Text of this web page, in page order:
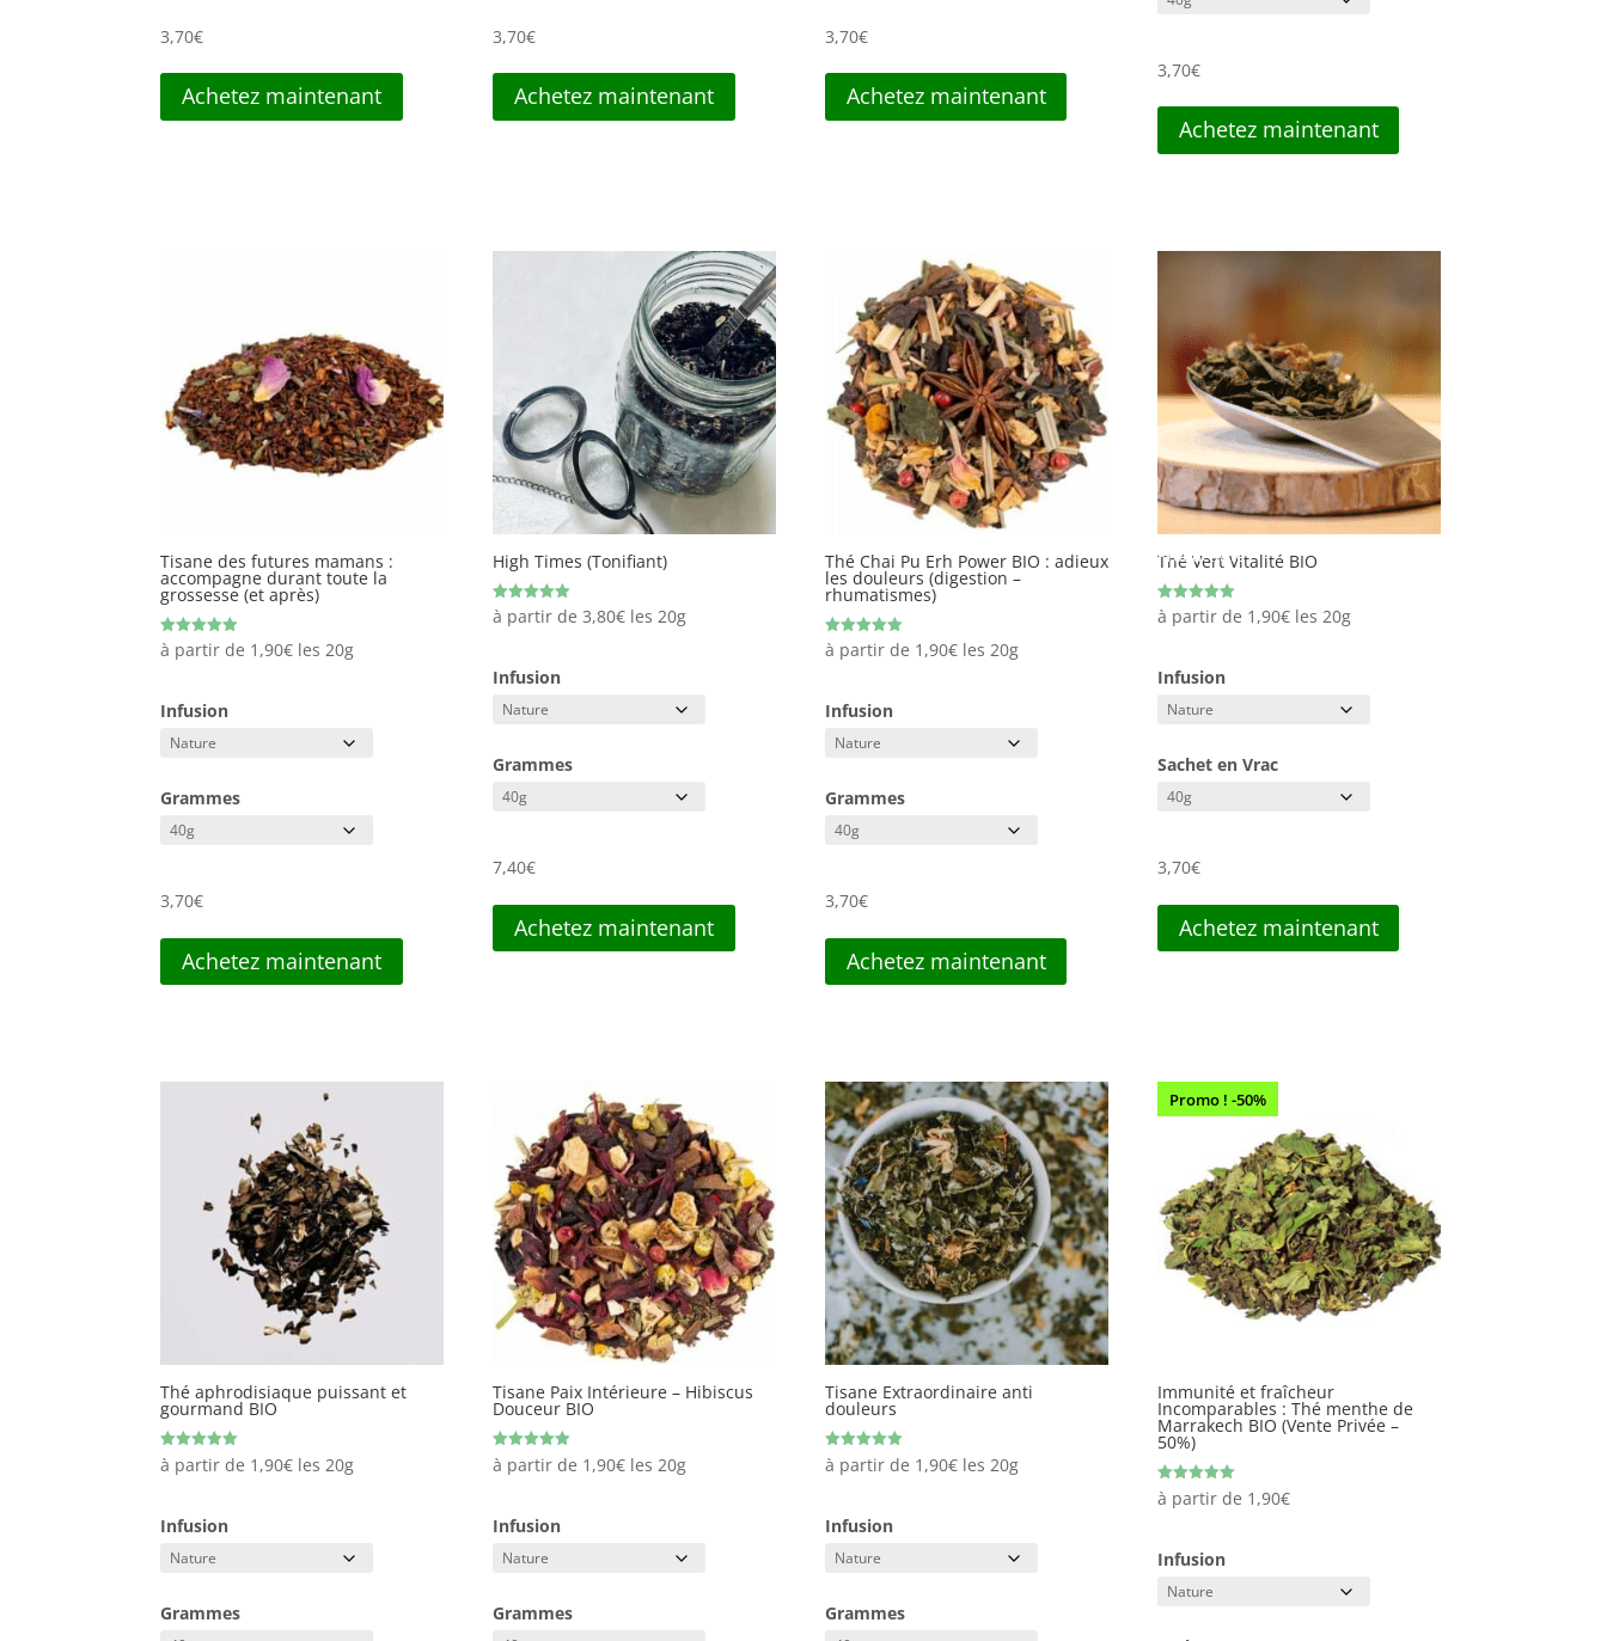
3,70€
Achetez maintenant
3,70€
Achetez maintenant
3,70€
Achetez maintenant
3,70€
Achetez maintenant
Tisane des futures mamans :
accompagne durant toute la
grossesse (et après)
Note
5.00
à partir de 1,90€ les 20g
Infusion
Grammes
3,70€
Achetez maintenant
High Times (Tonifiant)
Note
5.00
à partir de3,80€ les 20g
Infusion
Grammes
7,40€
Achetez maintenant
Thé Chai Pu Erh Power BIO : adieux
les douleurs (digestion –
rhumatismes)
Note
5.00
à partir de 1,90€ les 20g
Infusion
Grammes
3,70€
Achetez maintenant
Productivité
Thé Vert Vitalité BIO
Note
5.00
à partir de 1,90€ les 20g
Infusion
Sachet en Vrac
3,70€
Achetez maintenant
Thé aphrodisiaque puissant et
gourmand BIO
Note
5.00
à partir de 1,90€ les 20g
Infusion
Grammes
Tisane Paix Intérieure – Hibiscus
Douceur BIO
Note
5.00
à partir de 1,90€ les 20g
Infusion
Grammes
Tisane Extraordinaire anti
douleurs
Note
5.00
à partir de 1,90€ les 20g
Infusion
Grammes
Promo ! -50%
Immunité et fraîcheur
Incomparables : Thé menthe de
Marrakech BIO (Vente Privée –
50%)
Note
5.00
à partir de 1,90€
Infusion